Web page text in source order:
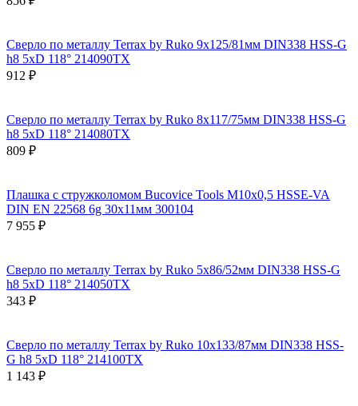
Сверло по металлу Terrax by Ruko 9x125/81мм DIN338 HSS-G
h8 5xD 118° 214090TX
912 ₽
Сверло по металлу Terrax by Ruko 8x117/75мм DIN338 HSS-G
h8 5xD 118° 214080TX
809 ₽
Плашка с стружколомом Bucovice Tools М10х0,5 HSSE-VA
DIN EN 22568 6g 30х11мм 300104
7 955 ₽
Сверло по металлу Terrax by Ruko 5x86/52мм DIN338 HSS-G
h8 5xD 118° 214050TX
343 ₽
Сверло по металлу Terrax by Ruko 10x133/87мм DIN338 HSS-
G h8 5xD 118° 214100TX
1 143 ₽